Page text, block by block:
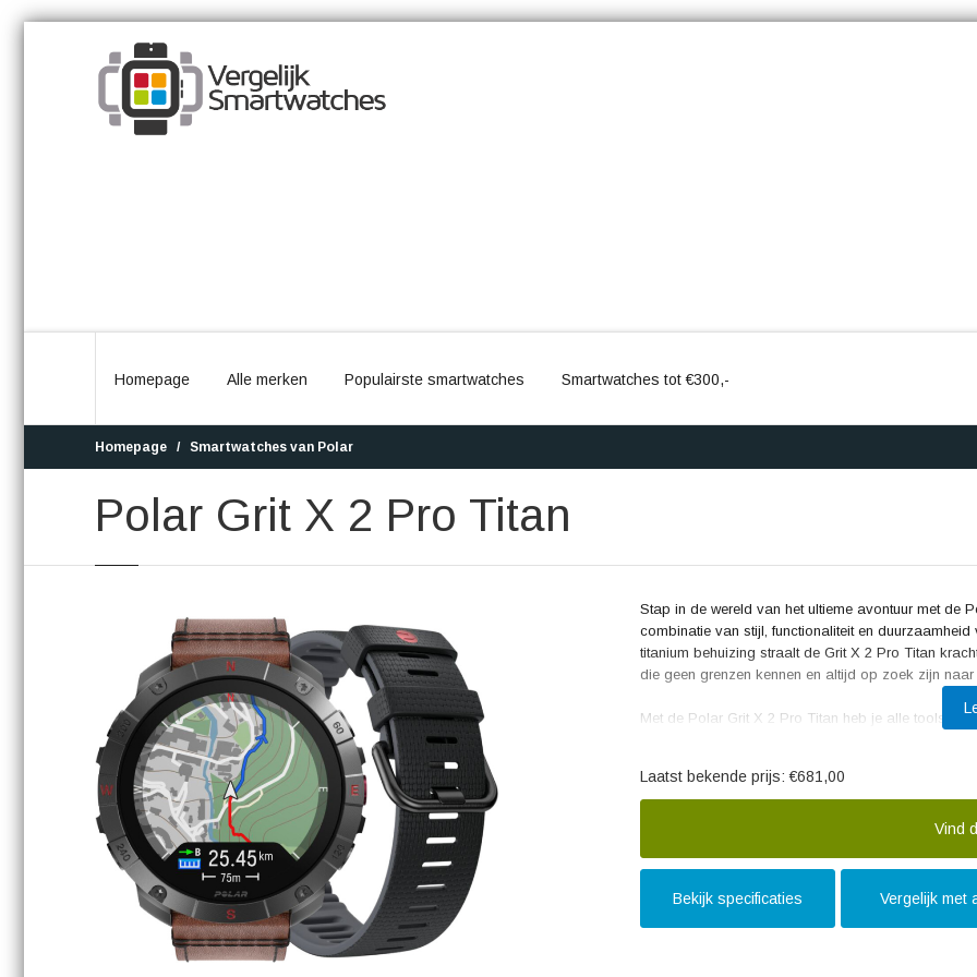
Homepage Alle merken Populairste smartwatches Smartwatches tot €300,-
Homepage Smartwatches van Polar
Polar Grit X 2 Pro Titan
Stap in de wereld van het ultieme avontuur met de
combinatie van stijl, functionaliteit en
titanium behuizing straalt de Grit X 2 Pro Titan
die geen grenzen kennen en altijd op zoek zijn naar
Met de Polar Grit X 2 Pro Titan heb je alle tools
monitoren.
Dankzij de lange batterijduur van de Polar Grit X 2
net zo ver als jij. Het heldere en krasbestendige
moeiteloos de informatie kunt aflezen die voor jou
Laatst bekende prijs: €681,00
Vind
Bekijk specificaties Vergelijk met